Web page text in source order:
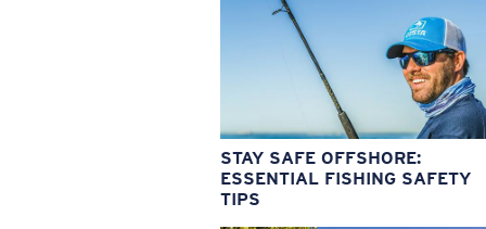
STAY SAFE OFFSHORE:
ESSENTIAL FISHING SAFETY
TIPS